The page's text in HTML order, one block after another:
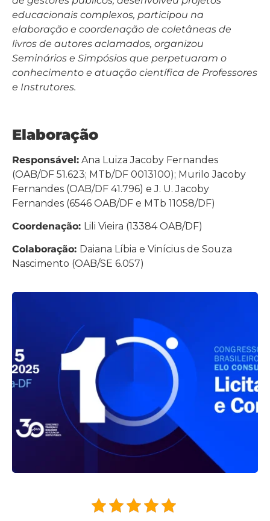
educacionais complexos, participou na
elaboração e coordenação de coletâneas de
livros de autores aclamados, organizou
Seminários e Simpósios que perpetuaram o
conhecimento e atuação científica de Professores
e Instrutores.
Elaboração
Responsável: Ana Luiza Jacoby Fernandes
(OAB/DF 51.623; MTb/DF 0013100); Murilo Jacoby
Fernandes (OAB/DF 41.796) e J. U. Jacoby
Fernandes (6546 OAB/DF e MTb 11058/DF)
Coordenação: Lili Vieira (13384 OAB/DF)
Colaboração: Daiana Líbia e Vinícius de Souza
Nascimento (OAB/SE 6.057)